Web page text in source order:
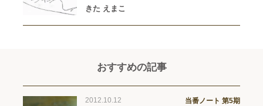
きた えまこ
おすすめの記事
2012.10.12 当番ノート 第5期